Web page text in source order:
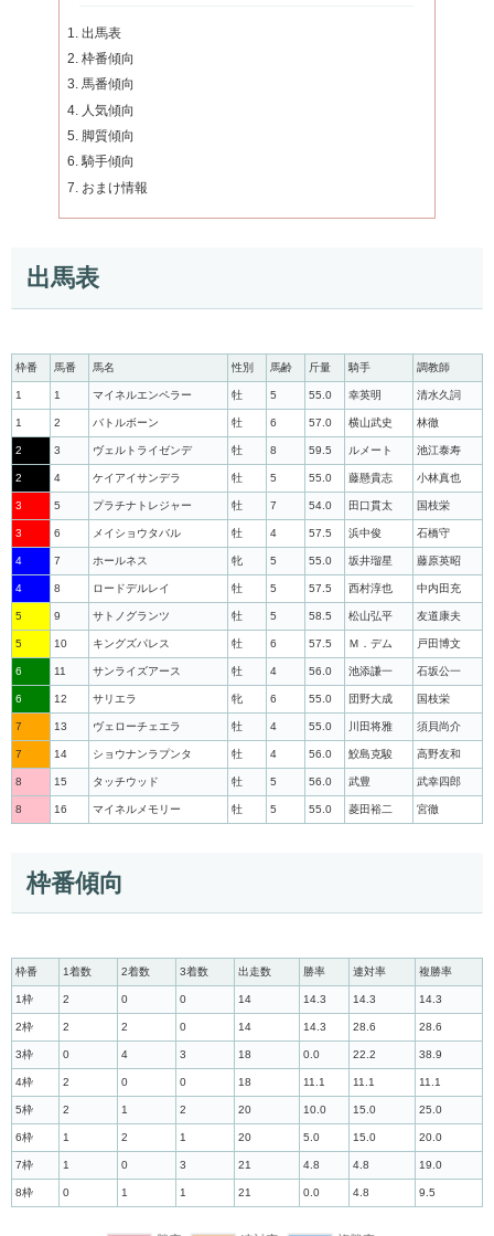
出馬表
枠番傾向
馬番傾向
人気傾向
脚質傾向
騎手傾向
おまけ情報
出馬表
枠番 馬番 馬名 性別 馬齢 斤量 騎手 調教師
1 1 マイネルエンペラー 牡 5 55.0 幸英明 清水久詞
1 2 バトルボーン 牡 6 57.0 横山武史 林徹
2 3 ヴェルトライゼンデ 牡 8 59.5 ルメート 池江泰寿
2 4 ケイアイサンデラ 牡 5 55.0 藤懸貴志 小林真也
3 5 プラチナトレジャー 牡 7 54.0 田口貫太 国枝栄
3 6 メイショウタバル 牡 4 57.5 浜中俊 石橋守
4 7 ホールネス 牝 5 55.0 坂井瑠星 藤原英昭
4 8 ロードデルレイ 牡 5 57.5 西村淳也 中内田充
5 9 サトノグランツ 牡 5 58.5 松山弘平 友道康夫
5 10 キングズパレス 牡 6 57.5 Ｍ．デム 戸田博文
6 11 サンライズアース 牡 4 56.0 池添謙一 石坂公一
6 12 サリエラ 牝 6 55.0 団野大成 国枝栄
7 13 ヴェローチェエラ 牡 4 55.0 川田将雅 須貝尚介
7 14 ショウナンラプンタ 牡 4 56.0 鮫島克駿 高野友和
8 15 タッチウッド 牡 5 56.0 武豊 武幸四郎
8 16 マイネルメモリー 牡 5 55.0 菱田裕二 宮徹
枠番傾向
枠番 1着数 2着数 3着数 出走数 勝率 連対率 複勝率
1枠 2 0 0 14 14.3 14.3 14.3
2枠 2 2 0 14 14.3 28.6 28.6
3枠 0 4 3 18 0.0 22.2 38.9
4枠 2 0 0 18 11.1 11.1 11.1
5枠 2 1 2 20 10.0 15.0 25.0
6枠 1 2 1 20 5.0 15.0 20.0
7枠 1 0 3 21 4.8 4.8 19.0
8枠 0 1 1 21 0.0 4.8 9.5